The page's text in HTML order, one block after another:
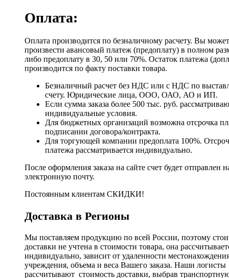
Оплата:
Оплата производится по безналичному расчету. Вы
произвести авансовый платеж (предоплату) в полном
либо предоплату в 30, 50 или 70%. Остаток платежа
производится по факту поставки товара.
Безналичный расчет без НДС или с НДС по
счету. Юридические лица, ООО, ОАО, АО и ИП.
Если сумма заказа более 500 тыс. руб.
индивидуальные условия.
Для бюджетных организаций возможна отсрочка
подписании договора/контракта.
Для торгующей компании предоплата 100%.
платежа рассматривается индивидуально.
После оформления заказа на сайте счет будет отправлен
электронную почту.
Постоянным клиентам СКИДКИ!
Доставка в Регионы
Мы поставляем продукцию по всей России, поэтому
доставки не учтена в стоимости товара, она
индивидуально, зависит от удаленности
учреждения, объема и веса Вашего заказа. Наши логисты
рассчитывают стоимость доставки, выбрав